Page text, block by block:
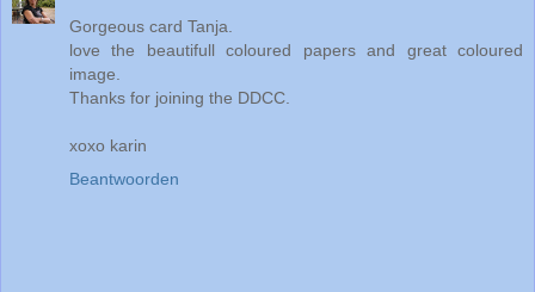
Gorgeous card Tanja.
love the beautifull coloured papers and great coloured
image.
Thanks for joining the DDCC.
xoxo karin
Beantwoorden